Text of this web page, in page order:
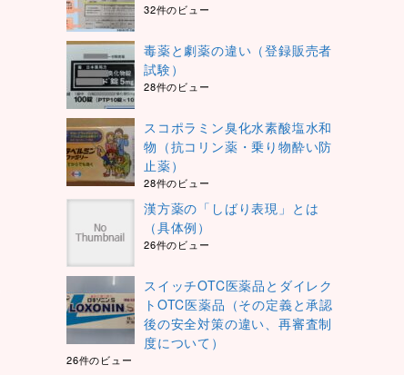
32件のビュー
毒薬と劇薬の違い（登録販売者
試験）
28件のビュー
スコポラミン臭化水素酸塩水和
物（抗コリン薬・乗り物酔い防
止薬）
28件のビュー
漢方薬の「しばり表現」とは
（具体例）
26件のビュー
スイッチOTC医薬品とダイレク
トOTC医薬品（その定義と承認
後の安全対策の違い、再審査制
度について）
26件のビュー